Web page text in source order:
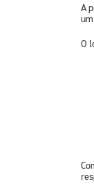
A
O